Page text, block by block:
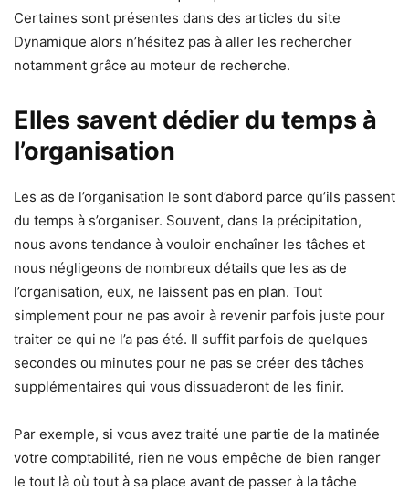
Certaines sont présentes dans des articles du site
Dynamique alors n’hésitez pas à aller les rechercher
notamment grâce au moteur de recherche.
Elles savent dédier du temps à
l’organisation
Les as de l’organisation le sont d’abord parce qu’ils passent
du temps à s’organiser. Souvent, dans la précipitation,
nous avons tendance à vouloir enchaîner les tâches et
nous négligeons de nombreux détails que les as de
l’organisation, eux, ne laissent pas en plan. Tout
simplement pour ne pas avoir à revenir parfois juste pour
traiter ce qui ne l’a pas été. Il suffit parfois de quelques
secondes ou minutes pour ne pas se créer des tâches
supplémentaires qui vous dissuaderont de les finir.
Par exemple, si vous avez traité une partie de la matinée
votre comptabilité, rien ne vous empêche de bien ranger
le tout là où tout à sa place avant de passer à la tâche